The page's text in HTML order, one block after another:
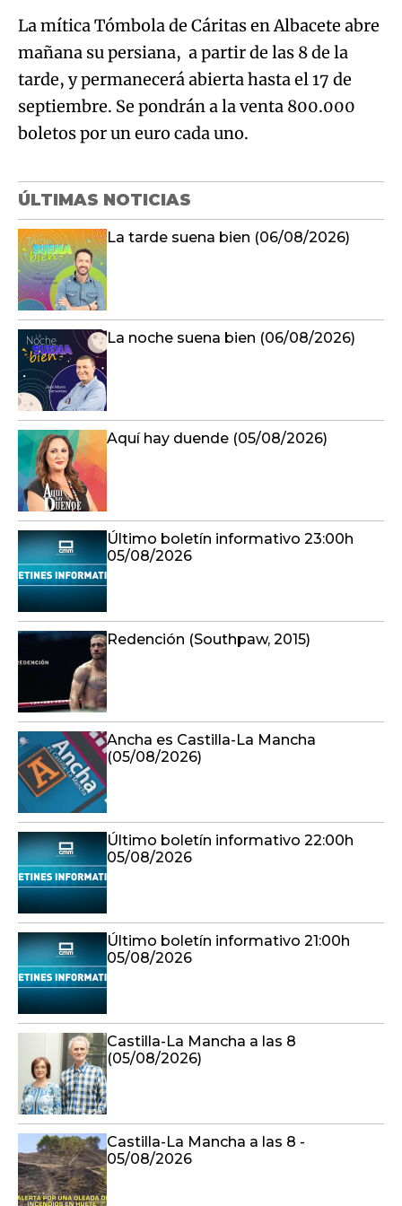
La mítica Tómbola de Cáritas en Albacete abre
mañana su persiana, a partir de las 8 de la
tarde, y permanecerá abierta hasta el 17 de
septiembre. Se pondrán a la venta 800.000
boletos por un euro cada uno.
ÚLTIMAS NOTICIAS
La tarde suena bien (06/08/2026)
La noche suena bien (06/08/2026)
Aquí hay duende (05/08/2026)
Último boletín informativo 23:00h
05/08/2026
Redención (Southpaw, 2015)
Ancha es Castilla-La Mancha
(05/08/2026)
Último boletín informativo 22:00h
05/08/2026
Último boletín informativo 21:00h
05/08/2026
Castilla-La Mancha a las 8
(05/08/2026)
Castilla-La Mancha a las 8 -
05/08/2026